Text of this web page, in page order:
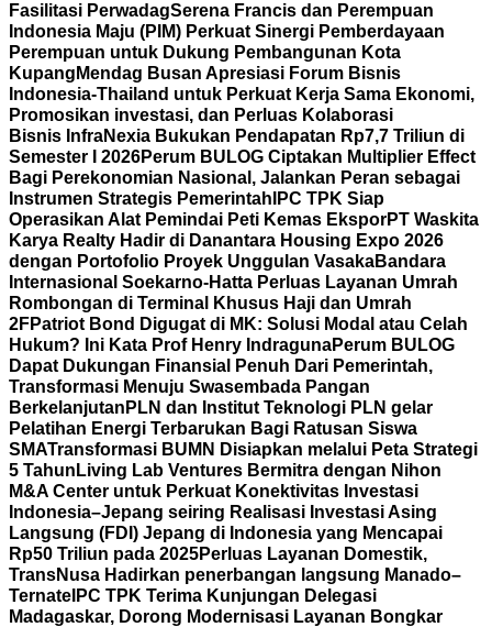
Fasilitasi PerwadagSerena Francis dan Perempuan
Indonesia Maju (PIM) Perkuat Sinergi Pemberdayaan
Perempuan untuk Dukung Pembangunan Kota
Kupang Mendag Busan Apresiasi Forum Bisnis
Indonesia-Thailand untuk Perkuat Kerja Sama Ekonomi,
Promosikan investasi, dan Perluas Kolaborasi
Bisnis InfraNexia Bukukan Pendapatan Rp7,7 Triliun di
Semester I 2026Perum BULOG Ciptakan Multiplier Effect
Bagi Perekonomian Nasional, Jalankan Peran sebagai
Instrumen Strategis Pemerintah IPC TPK Siap
Operasikan Alat Pemindai Peti Kemas EksporPT Waskita
Karya Realty Hadir di Danantara Housing Expo 2026
dengan Portofolio Proyek Unggulan VasakaBandara
Internasional Soekarno-Hatta Perluas Layanan Umrah
Rombongan di Terminal Khusus Haji dan Umrah
2FPatriot Bond Digugat di MK: Solusi Modal atau Celah
Hukum? Ini Kata Prof Henry IndragunaPerum BULOG
Dapat Dukungan Finansial Penuh Dari Pemerintah,
Transformasi Menuju Swasembada Pangan
Berkelanjutan PLN dan Institut Teknologi PLN gelar
Pelatihan Energi Terbarukan Bagi Ratusan Siswa
SMATransformasi BUMN Disiapkan melalui Peta Strategi
5 Tahun Living Lab Ventures Bermitra dengan Nihon
M&A Center untuk Perkuat Konektivitas Investasi
Indonesia–Jepang seiring Realisasi Investasi Asing
Langsung (FDI) Jepang di Indonesia yang Mencapai
Rp50 Triliun pada 2025Perluas Layanan Domestik,
TransNusa Hadirkan penerbangan langsung Manado–
Ternate IPC TPK Terima Kunjungan Delegasi
Madagaskar, Dorong Modernisasi Layanan Bongkar